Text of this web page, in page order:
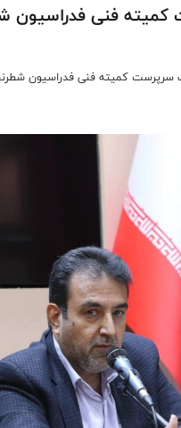
فنی فدراسیون
سرپرست کمیته فنی فدراسیون